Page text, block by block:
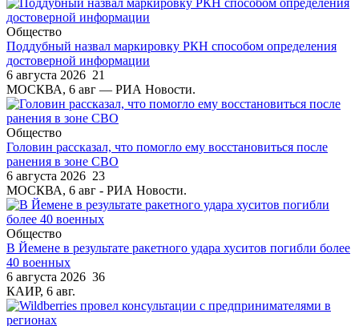
Общество
Поддубный назвал маркировку РКН способом определения
достоверной информации
6 августа 2026 21
МОСКВА, 6 авг — РИА Новости.
Общество
Головин рассказал, что помогло ему восстановиться после
ранения в зоне СВО
6 августа 2026 23
МОСКВА, 6 авг - РИА Новости.
Общество
В Йемене в результате ракетного удара хуситов погибли более
40 военных
6 августа 2026 36
КАИР, 6 авг.